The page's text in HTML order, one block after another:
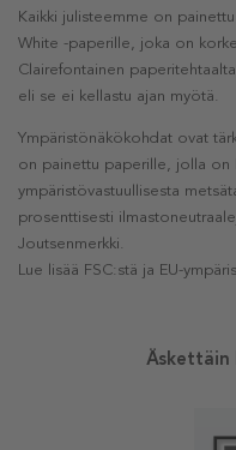
Kaikki julisteemme on
White -paperille, joka on
Clairefontainen
eli se ei kellastu ajan myötä.
Ympäristönäkökohdat ovat
on painettu paperille, jolla on
ympäristövastuullisesta
prosenttisesti
Joutsenmerkki.
Lue lisää FSC:stä ja EU-